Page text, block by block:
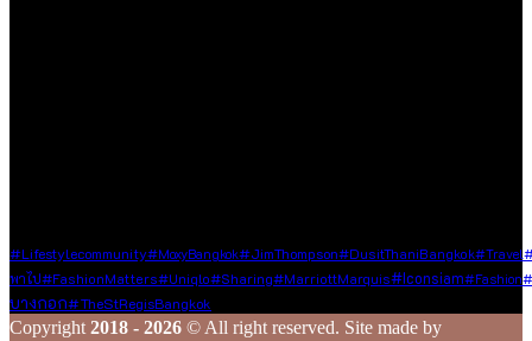
#lifestylecommunity#MoxyBangkok#JimThompson#DusitThaniBangkok#Travel
พาไป#FashionMatters#Uniqlo#Sharing#MarriottMarquis#Iconsiam#fashion
บางกอก#TheStRegisBangkok
Copyright 2018 - 2026 © All right reserved. Site made by